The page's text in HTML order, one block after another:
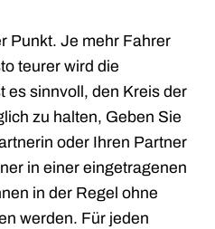
Punkt. Je mehr Fahrer
teurer wird die
es sinnvoll, den Kreis der
zu halten, Geben Sie
oder Ihren Partner
in einer eingetragenen
in der Regel ohne
werden. Für jeden